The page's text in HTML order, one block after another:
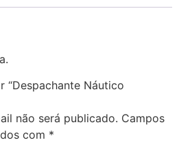
“Despachante Náutico
não será publicado. Campos
com *